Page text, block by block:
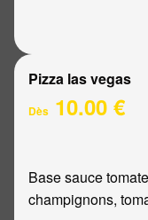
Pizza las vegas
Dès 10.00 €
Base sauce
champignons,